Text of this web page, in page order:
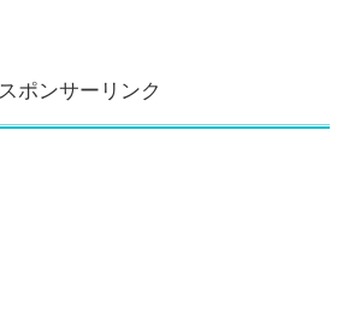
スポンサーリンク